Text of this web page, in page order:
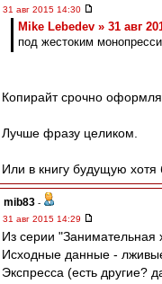
31 авг 2015 14:30
Mike Lebedev » 31 авг
под жестоким
Копирайт срочно
Лучше фразу целиком.
Или в книгу будущую хотя
mib83 -
31 авг 2015 14:29
Из серии "Занимательная
Исходные данные -
Экспресса (есть другие?